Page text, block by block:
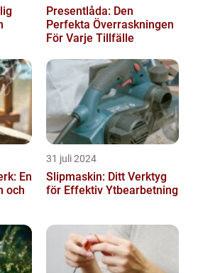
Presentlåda: Den
Perfekta Överraskningen
För Varje Tillfälle
En
och
31 juli 2024
Slipmaskin: Ditt Verktyg
för Effektiv Ytbearbetning